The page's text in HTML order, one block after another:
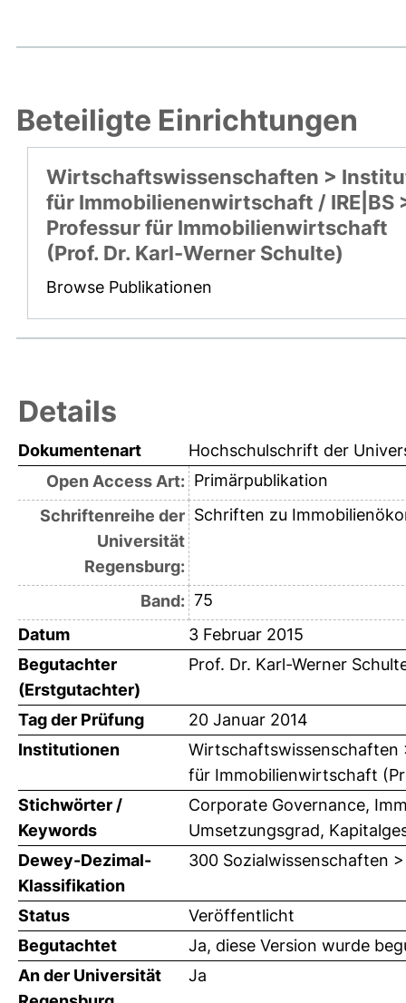
Beteiligte Einrichtungen
Wirtschaftswissenschaften >
für Immobilienenwirtschaft / IRE|BS
Professur für Immobilienwirtschaft
(Prof. Dr. Karl-Werner Schulte)
Browse Publikationen
Details
Dokumentenart
Hochschulschrift der
Open Access Art: Primärpublikation
Schriftenreihe der
Universität
Regensburg:
Schriften zu
Band: 75
Datum
3 Februar 2015
Begutachter
(Erstgutachter)
Prof. Dr. Karl-Werner
Tag der Prüfung
20 Januar 2014
Institutionen
Wirtschaftswissenschaften
für Immobilienwirtschaft
Stichwörter /
Keywords
Corporate Governance,
Umsetzungsgrad,
Dewey-Dezimal-
Klassifikation
300 Sozialwissenschaften
Status
Veröffentlicht
Begutachtet
Ja, diese Version wurde
An der Universität
Ja